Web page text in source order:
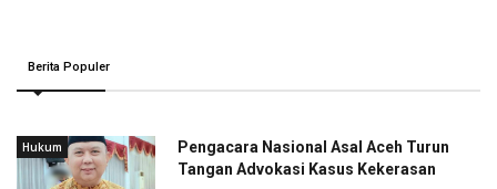
Berita Populer
Hukum
Pengacara Nasional Asal Aceh Turun
Tangan Advokasi Kasus Kekerasan